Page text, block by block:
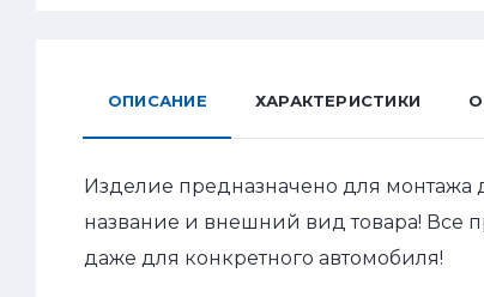
ОПИСАНИЕ ХАРАКТЕРИСТИКИ
Изделие предназначено для
название и внешний вид товара! Все
даже для конкретного автомобиля!